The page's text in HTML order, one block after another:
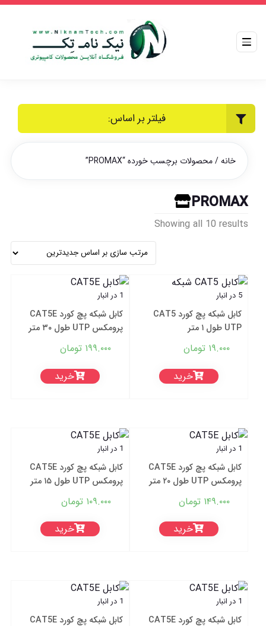
فیلتر بر اساس:
خانه/ محصولات برچسب خورده “PROMAX”
PROMAX
Showing all 10 results
Sorted
by
latest
5 در انبار
کابل شبکه پچ کورد CAT5
UTP طول ۱ متر
۱۹.۰۰۰ تومان
خرید
1 در انبار
کابل شبکه پچ کورد CAT5E
پرومکس UTP طول ۳۰ متر
۱۹۹.۰۰۰ تومان
خرید
1 در انبار
کابل شبکه پچ کورد CAT5E
پرومکس UTP طول ۲۰ متر
۱۴۹.۰۰۰ تومان
خرید
1 در انبار
کابل شبکه پچ کورد CAT5E
پرومکس UTP طول ۱۵ متر
۱۰۹.۰۰۰ تومان
خرید
1 در انبار
کابل شبکه پچ کورد CAT5E
1 در انبار
کابل شبکه پچ کورد CAT5E